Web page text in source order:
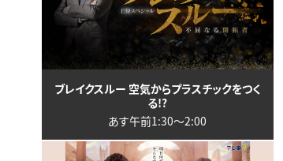
ブレイクスルー 空気からプラスチックをつく
る!?
あす午前1:30〜2:00